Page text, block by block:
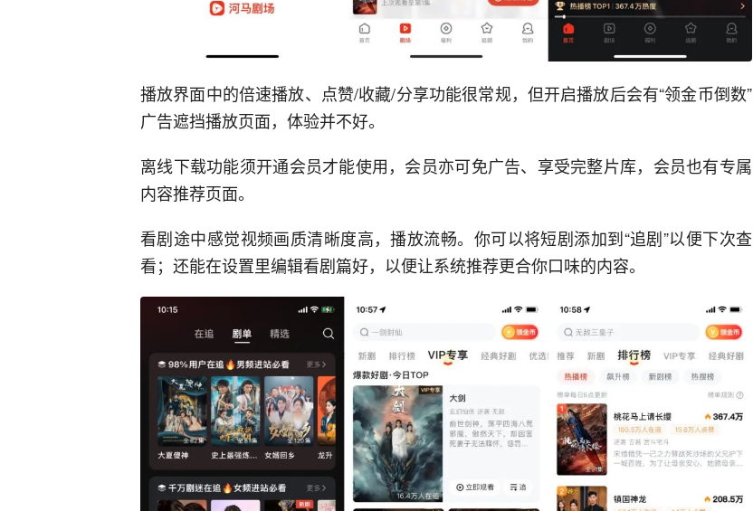
播放界面中的倍速播放、点赞/收藏/分享功能很常规，但开启播放后会有“领金币倒数”
广告遮挡播放页面，体验并不好。
离线下载功能须开通会员才能使用，会员亦可免广告、享受完整片库，会员也有专属
内容推荐页面。
看剧途中感觉视频画质清晰度高，播放流畅。你可以将短剧添加到“追剧”以便下次查
看；还能在设置里编辑看剧篇好，以便让系统推荐更合你口味的内容。